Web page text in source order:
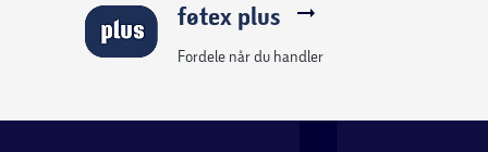
føtex plus
Fordele når du handler